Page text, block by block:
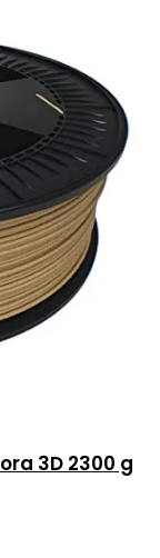
3D 2300 g